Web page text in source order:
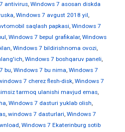
antivirus, Windows 7 asosan diskda
, Windows 7 avgust 2018 yil,
saqlash papkasi, Windows 7
, Windows 7 bepul grafikalar, Windows
, Windows 7 bildirishnoma ovozi,
, Windows 7 boshqaruv paneli,
bu, Windows 7 bu nima, Windows 7
7 cherez flesh-disk, Windows 7
tarmoq ulanishi mavjud emas,
, Windows 7 dasturi yuklab olish,
, windows 7 dasturlari, Windows 7
, Windows 7 Ekaterinburg sotib